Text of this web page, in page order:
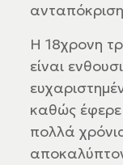
Η 18χρονη
είναι
καθώς
πολλά